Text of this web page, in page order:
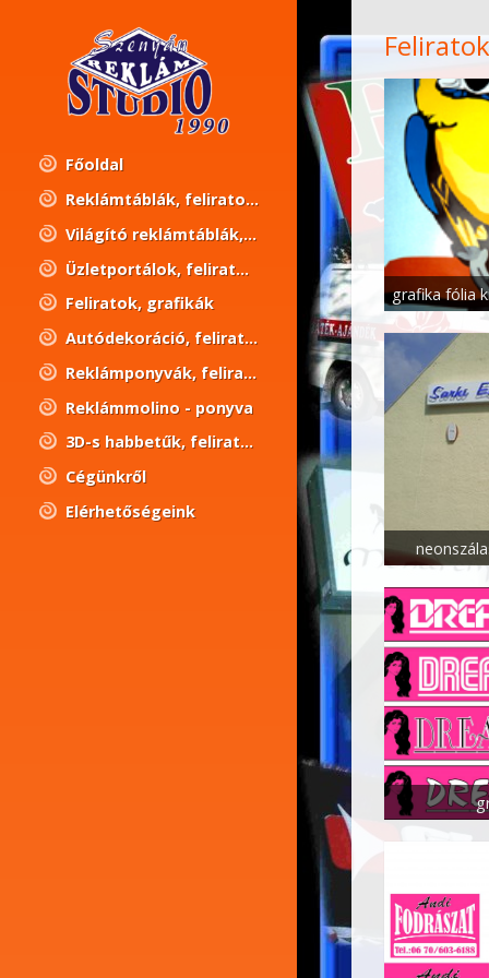
Főoldal
Reklámtáblák, feliratok, grafikák
Világító reklámtáblák, fényreklámok, feliratok, grafikák
Üzletportálok, feliratok, grafikák
Feliratok, grafikák
Autódekoráció, feliratok, grafikák
Reklámponyvák, feliratok, grafikák
Reklámmolino - ponyva
3D-s habbetűk, feliratok, grafikák
Cégünkről
Elérhetőségeink